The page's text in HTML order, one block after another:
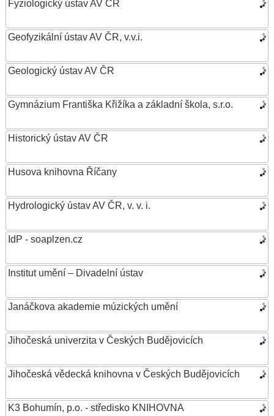
Fyziologický ústav AV ČR
Geofyzikální ústav AV ČR, v.v.i.
Geologický ústav AV ČR
Gymnázium Františka Křižíka a základní škola, s.r.o.
Historický ústav AV ČR
Husova knihovna Říčany
Hydrologický ústav AV ČR, v. v. i.
IdP - soaplzen.cz
Institut umění – Divadelní ústav
Janáčkova akademie múzických umění
Jihočeská univerzita v Českých Budějovicích
Jihočeská vědecká knihovna v Českých Budějovicích
K3 Bohumín, p.o. - středisko KNIHOVNA